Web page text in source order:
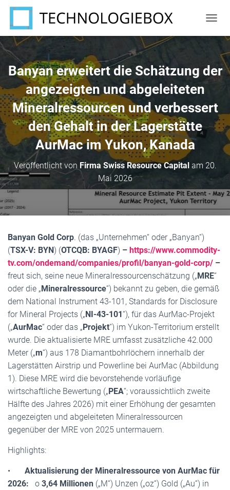
A
A
O
N
U
M
H
L
T
E
N
Banyan erweitert die Schätzung der
angezeigten und abgeleiteten
Mineralressourcen und verbessert
den Gehalt in der Lagerstätte
AurMac im Yukon, Kanada
Veröffentlicht von Firma Swiss Resource Capitalam 20.
Mai 2026
Banyan Gold Corp. (das „Unternehmen“ oder „Banyan“)
(TSX-V: BYN) (OTCQB: BYAGF) – https://www.commodity-
tv.com/ondemand/companies/profil/banyan-gold-corp/ –
freut sich, seine neue Mineralressourcenschätzung („MRE“
oder die „Mineralressource“) bekannt zu geben, die gemäß
dem National Instrument 43-101, Standards for Disclosure
for Mineral Projects („NI-43-101“), für das AurMac-Projekt
(„AurMac“ oder das „Projekt“) im Yukon-Territorium erstellt
wurde. Die aktualisierte MRE umfasst zusätzliche 42.000
Meter („m“) aus 178 Diamantbohrlöchern innerhalb der
Lagerstätten Airstrip und Powerline bei AurMac (Abbildung
1). Diese MRE wird die bevorstehende vorläufige
wirtschaftliche Bewertung („PEA“; voraussichtlich zweite
Hälfte des Jahres 2026) mit einer Erhöhung der gesamten
angezeigten und abgeleiteten Mineralressourcen
gegenüber der MRE von 2025 untermauern.
Highlights:
• Aktualisierung der Mineralressource von AurMac für
2026: o 3,64 Millionen („M“) Unzen („oz“) Gold („Au“) in